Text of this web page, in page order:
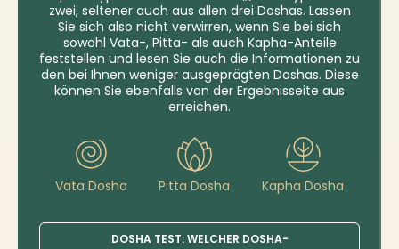
zwei, seltener auch aus allen drei Doshas. Lassen
Sie sich also nicht verwirren, wenn Sie bei sich
sowohl Vata-, Pitta- als auch Kapha-Anteile
feststellen und lesen Sie auch die Informationen zu
den bei Ihnen weniger ausgeprägten Doshas. Diese
können Sie ebenfalls von der Ergebnisseite aus
erreichen.
Vata Dosha Pitta Dosha Kapha Dosha
DOSHA TEST: WELCHER DOSHA-